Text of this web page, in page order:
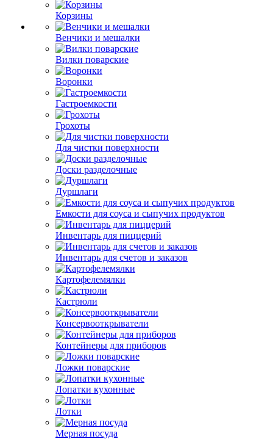
Корзины
Венчики и мешалки
Вилки поварские
Воронки
Гастроемкости
Грохоты
Для чистки поверхности
Доски разделочные
Дуршлаги
Емкости для соуса и сыпучих продуктов
Инвентарь для пиццерий
Инвентарь для счетов и заказов
Картофелемялки
Кастрюли
Консервооткрыватели
Контейнеры для приборов
Ложки поварские
Лопатки кухонные
Лотки
Мерная посуда